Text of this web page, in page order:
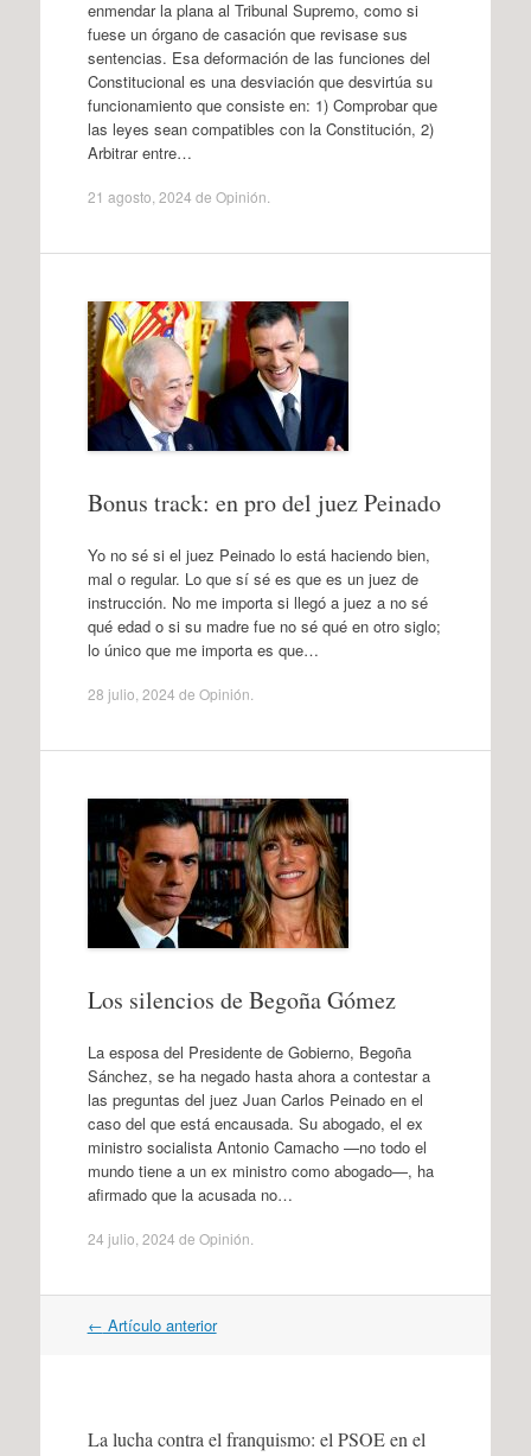
enmendar la plana al Tribunal Supremo, como si
fuese un órgano de casación que revisase sus
sentencias. Esa deformación de las funciones del
Constitucional es una desviación que desvirtúa su
funcionamiento que consiste en: 1) Comprobar que
las leyes sean compatibles con la Constitución, 2)
Arbitrar entre…
21 agosto, 2024 de Opinión
Bonus track: en pro del juez Peinado
Yo no sé si el juez Peinado lo está haciendo bien,
mal o regular. Lo que sí sé es que es un juez de
instrucción. No me importa si llegó a juez a no sé
qué edad o si su madre fue no sé qué en otro siglo;
lo único que me importa es que…
28 julio, 2024 de Opinión
Los silencios de Begoña Gómez
La esposa del Presidente de Gobierno, Begoña
Sánchez, se ha negado hasta ahora a contestar a
las preguntas del juez Juan Carlos Peinado en el
caso del que está encausada. Su abogado, el ex
ministro socialista Antonio Camacho —no todo el
mundo tiene a un ex ministro como abogado—, ha
afirmado que la acusada no…
24 julio, 2024 de Opinión
Navegación
← Artículo anterior
La lucha contra el franquismo: el PSOE en el